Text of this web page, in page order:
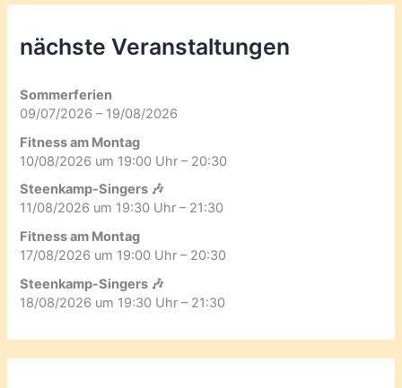
nächste Veranstaltungen
Sommerferien
09/07/2026 – 19/08/2026
Fitness am Montag
10/08/2026 um 19:00 Uhr – 20:30
Steenkamp-Singers 🎶
11/08/2026 um 19:30 Uhr – 21:30
Fitness am Montag
17/08/2026 um 19:00 Uhr – 20:30
Steenkamp-Singers 🎶
18/08/2026 um 19:30 Uhr – 21:30